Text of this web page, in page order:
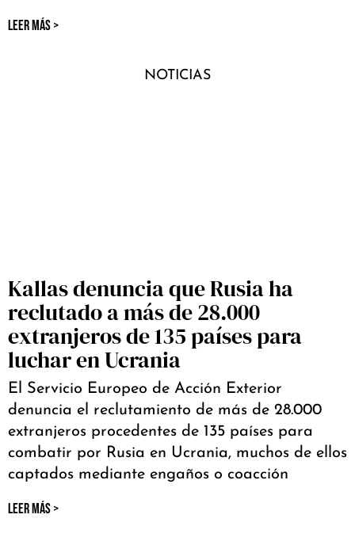
LEER MÁS >
NOTICIAS
Kallas denuncia que Rusia ha
reclutado a más de 28.000
extranjeros de 135 países para
luchar en Ucrania
El Servicio Europeo de Acción Exterior
denuncia el reclutamiento de más de 28.000
extranjeros procedentes de 135 países para
combatir por Rusia en Ucrania, muchos de ellos
captados mediante engaños o coacción
LEER MÁS >